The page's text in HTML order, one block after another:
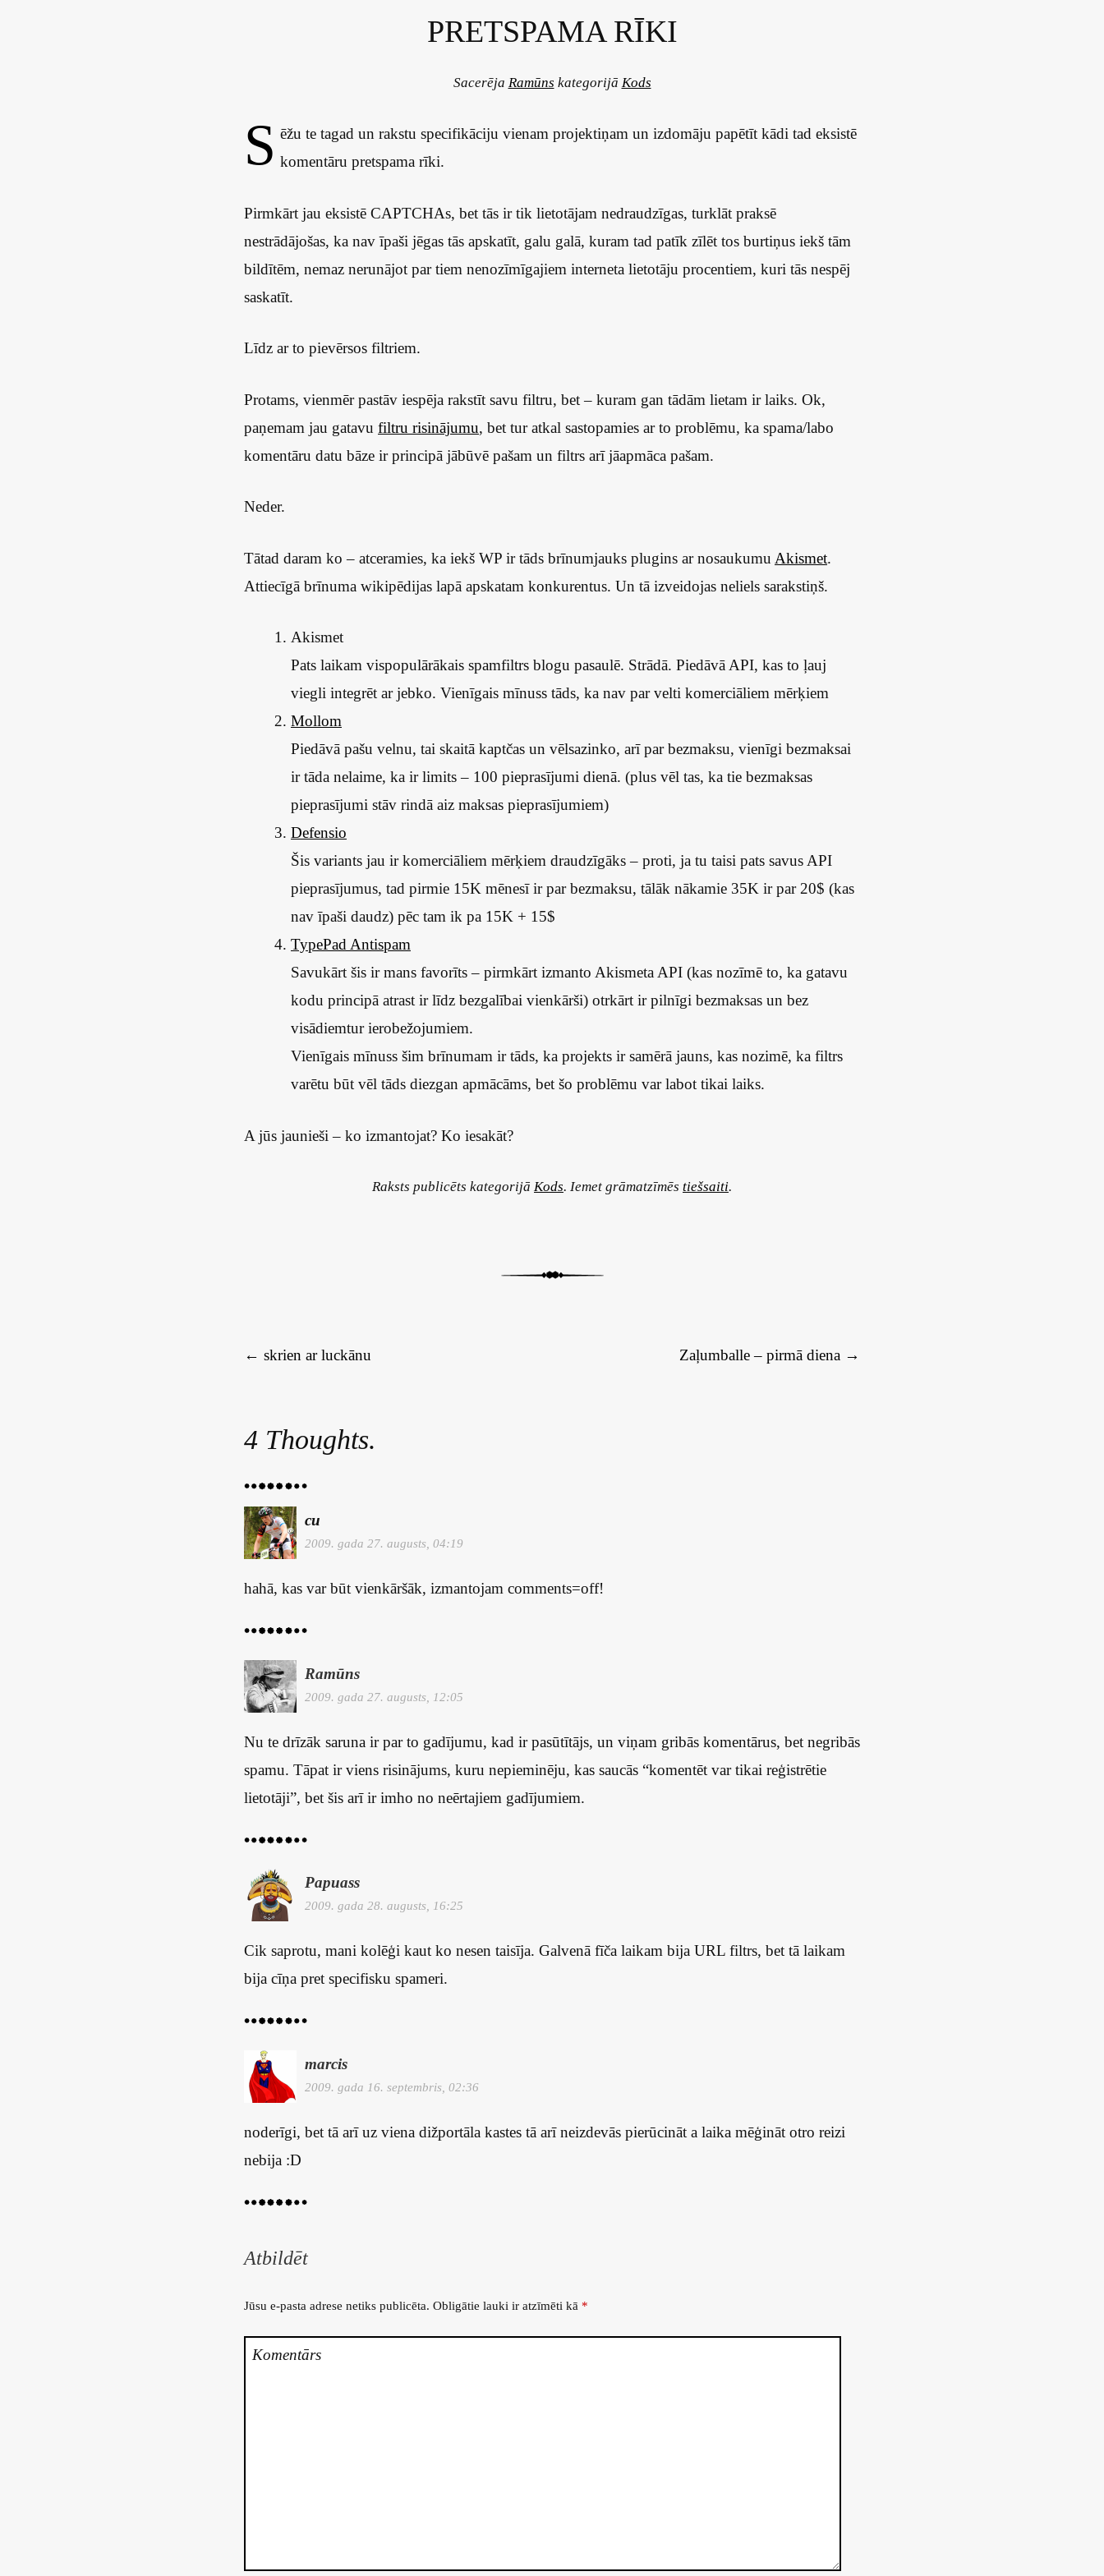
PRETSPAMA RĪKI
Sacerēja Ramūns kategorijā Kods
S ēžu te tagad un rakstu specifikāciju vienam projektiņam un izdomāju papētīt kādi tad eksistē
komentāru pretspama rīki.
Pirmkārt jau eksistē CAPTCHAs, bet tās ir tik lietotājam nedraudzīgas, turklāt praksē
nestrādājošas, ka nav īpaši jēgas tās apskatīt, galu galā, kuram tad patīk zīlēt tos burtiņus iekš tām
bildītēm, nemaz nerunājot par tiem nenozīmīgajiem interneta lietotāju procentiem, kuri tās nespēj
saskatīt.
Līdz ar to pievērsos filtriem.
Protams, vienmēr pastāv iespēja rakstīt savu filtru, bet – kuram gan tādām lietam ir laiks. Ok,
paņemam jau gatavu filtru risinājumu, bet tur atkal sastopamies ar to problēmu, ka spama/labo
komentāru datu bāze ir principā jābūvē pašam un filtrs arī jāapmāca pašam.
Neder.
Tātad daram ko – atceramies, ka iekš WP ir tāds brīnumjauks plugins ar nosaukumu Akismet.
Attiecīgā brīnuma wikipēdijas lapā apskatam konkurentus. Un tā izveidojas neliels sarakstiņš.
Akismet
Pats laikam vispopulārākais spamfiltrs blogu pasaulē. Strādā. Piedāvā API, kas to ļauj
viegli integrēt ar jebko. Vienīgais mīnuss tāds, ka nav par velti komerciāliem mērķiem
Mollom
Piedāvā pašu velnu, tai skaitā kaptčas un vēlsazinko, arī par bezmaksu, vienīgi bezmaksai
ir tāda nelaime, ka ir limits – 100 pieprasījumi dienā. (plus vēl tas, ka tie bezmaksas
pieprasījumi stāv rindā aiz maksas pieprasījumiem)
Defensio
Šis variants jau ir komerciāliem mērķiem draudzīgāks – proti, ja tu taisi pats savus API
pieprasījumus, tad pirmie 15K mēnesī ir par bezmaksu, tālāk nākamie 35K ir par 20$ (kas
nav īpaši daudz) pēc tam ik pa 15K + 15$
TypePad Antispam
Savukārt šis ir mans favorīts – pirmkārt izmanto Akismeta API (kas nozīmē to, ka gatavu
kodu principā atrast ir līdz bezgalībai vienkārši) otrkārt ir pilnīgi bezmaksas un bez
visādiemtur ierobežojumiem.
Vienīgais mīnuss šim brīnumam ir tāds, ka projekts ir samērā jauns, kas nozimē, ka filtrs
varētu būt vēl tāds diezgan apmācāms, bet šo problēmu var labot tikai laiks.
A jūs jaunieši – ko izmantojat? Ko iesakāt?
Raksts publicēts kategorijā Kods. Iemet grāmatzīmēs tiešsaiti.
Rakstu navigācija
← skrien ar luckānu Zaļumballe – pirmā diena →
4 Thoughts.
cu
2009. gada 27. augusts, 04:19
hahā, kas var būt vienkāršāk, izmantojam comments=off!
Ramūns
2009. gada 27. augusts, 12:05
Nu te drīzāk saruna ir par to gadījumu, kad ir pasūtītājs, un viņam gribās komentārus, bet negribās
spamu. Tāpat ir viens risinājums, kuru nepieminēju, kas saucās “komentēt var tikai reģistrētie
lietotāji”, bet šis arī ir imho no neērtajiem gadījumiem.
Papuass
2009. gada 28. augusts, 16:25
Cik saprotu, mani kolēģi kaut ko nesen taisīja. Galvenā fīča laikam bija URL filtrs, bet tā laikam
bija cīņa pret specifisku spameri.
marcis
2009. gada 16. septembris, 02:36
noderīgi, bet tā arī uz viena dižportāla kastes tā arī neizdevās pierūcināt a laika mēģināt otro reizi
nebija :D
Atbildēt
Jūsu e-pasta adrese netiks publicēta. Obligātie lauki ir atzīmēti kā *
Komentārs